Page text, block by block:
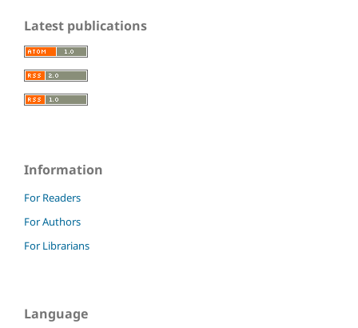
Latest publications
Information
For Readers
For Authors
For Librarians
Language